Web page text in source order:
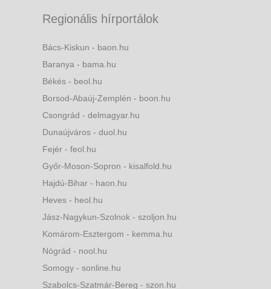
Regionális hírportálok
Bács-Kiskun - baon.hu
Baranya - bama.hu
Békés - beol.hu
Borsod-Abaúj-Zemplén - boon.hu
Csongrád - delmagyar.hu
Dunaújváros - duol.hu
Fejér - feol.hu
Győr-Moson-Sopron - kisalfold.hu
Hajdú-Bihar - haon.hu
Heves - heol.hu
Jász-Nagykun-Szolnok - szoljon.hu
Komárom-Esztergom - kemma.hu
Nógrád - nool.hu
Somogy - sonline.hu
Szabolcs-Szatmár-Bereg - szon.hu